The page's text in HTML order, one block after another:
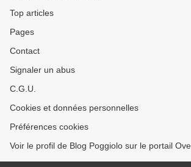
Top articles
Pages
Contact
Signaler un abus
C.G.U.
Cookies et données personnelles
Préférences cookies
Voir le profil de Blog Poggiolo sur le portail